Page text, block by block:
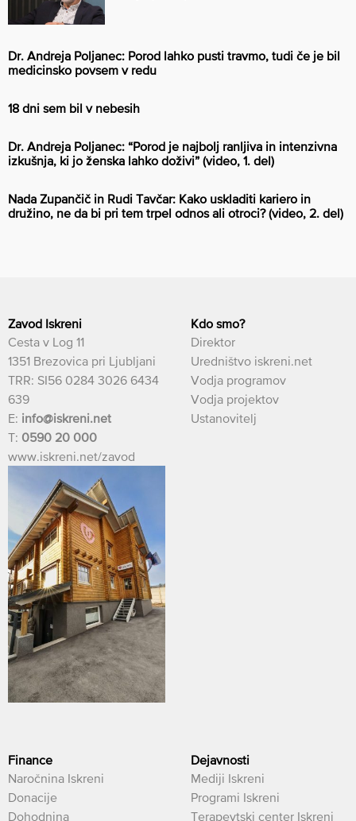
Dr. Andreja Poljanec: Porod lahko pusti travmo, tudi če je bil
medicinsko povsem v redu
18 dni sem bil v nebesih
Dr. Andreja Poljanec: “Porod je najbolj ranljiva in intenzivna
izkušnja, ki jo ženska lahko doživi” (video, 1. del)
Nada Zupančič in Rudi Tavčar: Kako uskladiti kariero in
družino, ne da bi pri tem trpel odnos ali otroci? (video, 2. del)
Zavod Iskreni
Cesta v Log 11
1351 Brezovica pri Ljubljani
TRR: SI56 0284 3026 6434
639
E: info@iskreni.net
T: 0590 20 000
www.iskreni.net/zavod
Kdo smo?
Direktor
Uredništvo iskreni.net
Vodja programov
Vodja projektov
Ustanovitelj
Finance
Naročnina Iskreni
Donacije
Dohodnina
Dejavnosti
Mediji Iskreni
Programi Iskreni
Terapevtski center Iskreni